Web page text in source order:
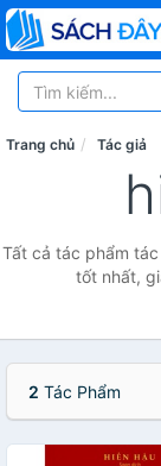
Trang chủ Tác giả
Tất cả tác phẩm
tốt nhất,
2 Tác Phẩm